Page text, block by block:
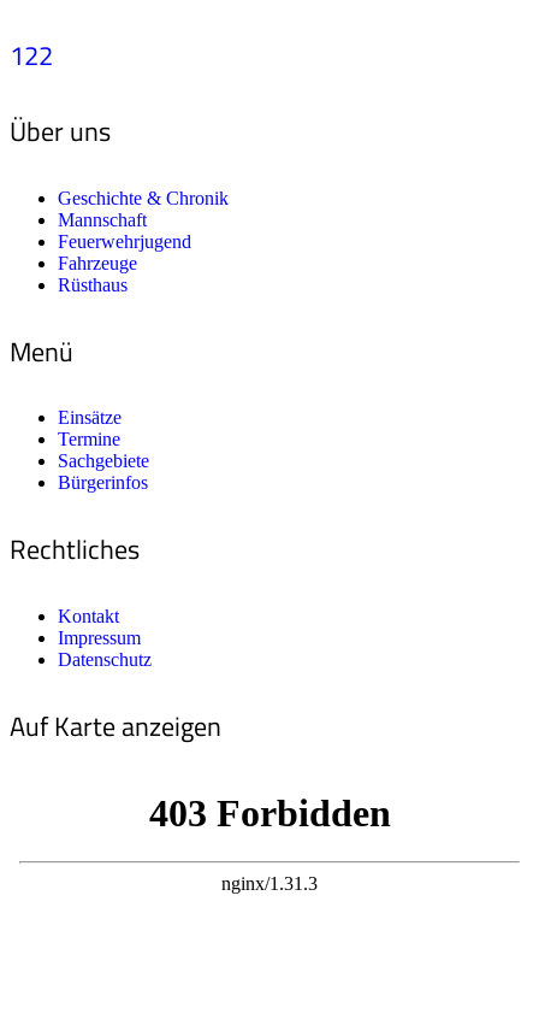
122
Über uns
Geschichte & Chronik
Mannschaft
Feuerwehrjugend
Fahrzeuge
Rüsthaus
Menü
Einsätze
Termine
Sachgebiete
Bürgerinfos
Rechtliches
Kontakt
Impressum
Datenschutz
Auf Karte anzeigen